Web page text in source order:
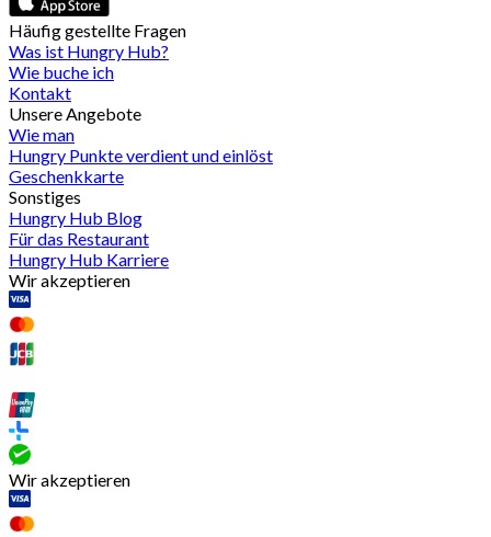
Häufig gestellte Fragen
Was ist Hungry Hub?
Wie buche ich
Kontakt
Unsere Angebote
Wie man
Hungry Punkte verdient und einlöst
Geschenkkarte
Sonstiges
Hungry Hub Blog
Für das Restaurant
Hungry Hub Karriere
Wir akzeptieren
Wir akzeptieren